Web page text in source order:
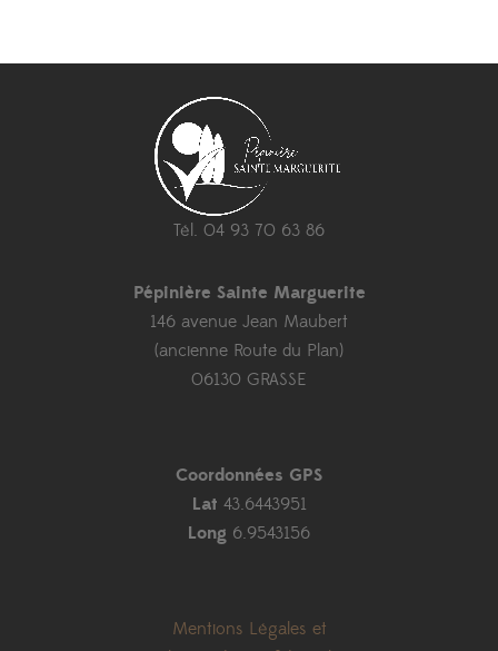
Tél. 04 93 70 63 86
Pépinière Sainte Marguerite
146 avenue Jean Maubert
(ancienne Route du Plan)
06130 GRASSE
Coordonnées GPS
Lat 43.6443951
Long 6.9543156
Mentions Légales et